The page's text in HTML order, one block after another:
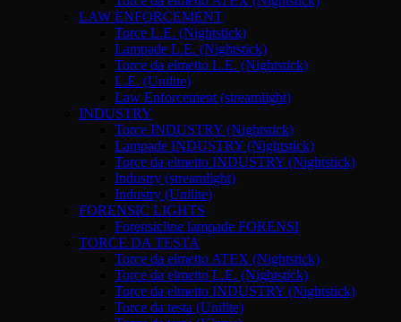
LAW ENFORCEMENT
Torce L.E. (Nightstick)
Lampade L.E. (Nightstick)
Torce da elmetto L.E. (Nightstick)
L.E. (Unilite)
Law Enforcement (streamlight)
INDUSTRY
Torce INDUSTRY (Nightstick)
Lampade INDUSTRY (Nightstick)
Torce da elmetto INDUSTRY (Nightstick)
Industry (streamlight)
Industry (Unilite)
FORENSIC LIGHTS
Forensicline lampade FORENSI
TORCE DA TESTA
Torce da elmetto ATEX (Nightstick)
Torce da elmetto L.E. (Nightstick)
Torce da elmetto INDUSTRY (Nightstick)
Torce da testa (Unilite)